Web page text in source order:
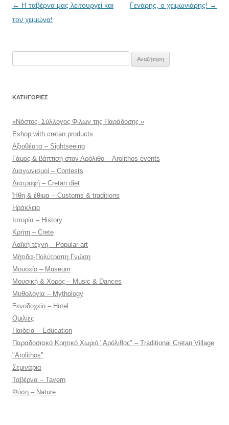
Πλοήγηση
άρθρων
← Η ταβέρνα μας λειτουργεί και
τον χειμώνα!
Γενάρης, ο χειμωνιάρης! →
KΑΤΗΓΟΡΊΕΣ
«Νόστος- Σύλλογος Φίλων της Παράδοσης »
Eshop with cretan products
Αξιοθέατα – Sightseeing
Γάμος & βάπτιση στον Αρόλιθο – Arolithos events
Διαγωνισμοί – Contests
Διατροφή – Cretan diet
Ήθη & έθιμα – Customs & traditions
Ηράκλειο
Ιστορία – History
Κρήτη – Crete
Λαϊκή τέχνη – Popular art
Μήτιδα-Πολύτροπη Γνώση
Μουσείο – Museum
Μουσική & Χορός – Music & Dances
Μυθολογία – Mythology
Ξενοδοχείο – Hotel
Ομιλίες
Παιδεία – Education
Παραδοσιακό Κρητικό Χωριό "Αρόλιθος" – Traditional Cretan Village
"Arolithos"
Σεμινάρια
Ταβέρνα – Tavern
Φύση – Nature